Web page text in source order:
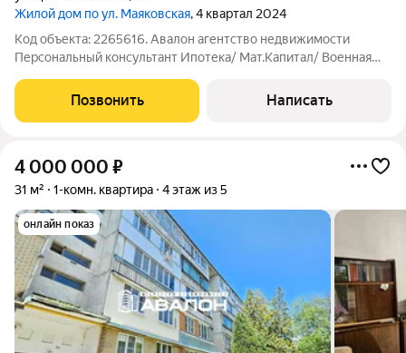
Жилой дом по ул. Маяковская, 4 квартал 2024
Код объекта: 2265616. Авалон агентство недвижимости
Персональный консультант Ипотека/ Мат.Капитал/ Военная
% Продажа осуществляется по Договору долевого участия с
Эскроу счетами. Новый жилой
Позвонить Написать
4 000 000 ₽
31 м² 1-комн. квартира 4 этаж из 5
онлайн показ